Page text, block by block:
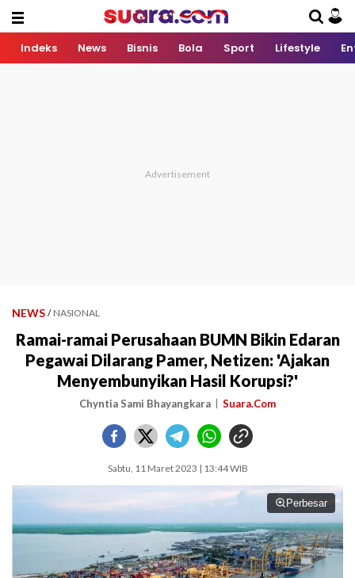
Indeks News Bisnis Bola Sport Lifestyle
NEWS / NASIONAL
Ramai-ramai Perusahaan BUMN Bikin Edaran
Pegawai Dilarang Pamer, Netizen: 'Ajakan
Menyembunyikan Hasil Korupsi?'
Chyntia Sami Bhayangkara Suara.Com
Sabtu, 11 Maret 2023 | 13:44 WIB
Perbesar